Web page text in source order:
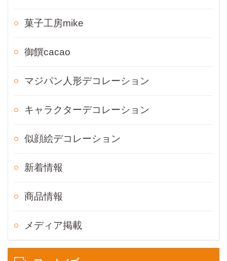
菓子工房mike
御饌cacao
マジパン人形デコレーション
キャラクターデコレーション
似顔絵デコレーション
新着情報
商品情報
メディア掲載